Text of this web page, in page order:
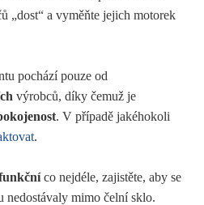
„dost“ a vyměňte jejich motorek
pochází pouze od
výrobců, díky čemuž je
. V případě jakéhokoli
.
co nejdéle, zajistěte, aby se
nedostávaly mimo čelní sklo.